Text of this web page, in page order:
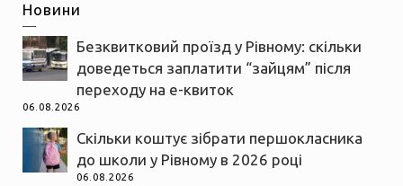
Новини
Безквитковий проїзд у Рівному: скільки
доведеться заплатити “зайцям” після
переходу на е-квиток
06.08.2026
Скільки коштує зібрати першокласника
до школи у Рівному в 2026 році
06.08.2026